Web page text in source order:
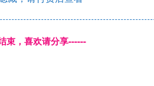
束，喜欢请分享------